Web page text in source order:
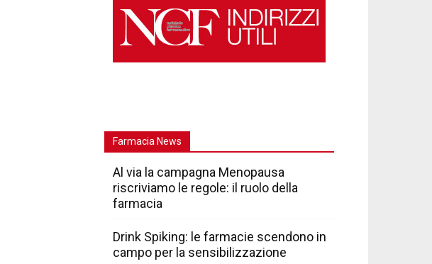
Farmacia News
Al via la campagna Menopausa
riscriviamo le regole: il ruolo della
farmacia
Drink Spiking: le farmacie scendono in
campo per la sensibilizzazione